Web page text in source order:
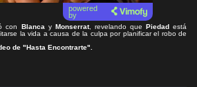
powered
by
con Blanca y Monserrat, revelando que Piedadestá
la vida a causa de la culpa por planificar el robo de
de "Hasta Encontrarte"